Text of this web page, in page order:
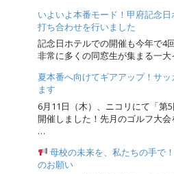
いよいよ本番モード！甲府記念
打ち合わせを行いました
記念日ホテルでの開催も今年で4
非常に多くの同窓生が集まる一
夏本番へ向けてギアアップ！サ
ます
6月11日（木）、ニコリにて「第
開催しました！先月のゴルフ大会
…
母校の未来を、私たちの手で
のお願い